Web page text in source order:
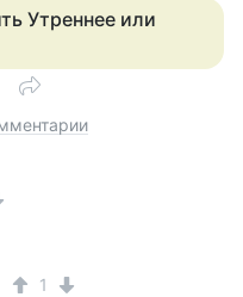
Утреннее или
1